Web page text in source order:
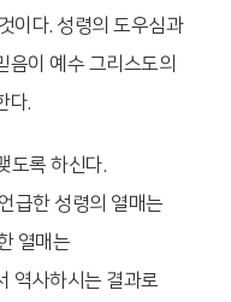
이다. 성령의 도우심과
음이 예수 그리스도의
다.
도록 하신다.
급한 성령의 열매는
열매는
역사하시는 결과로